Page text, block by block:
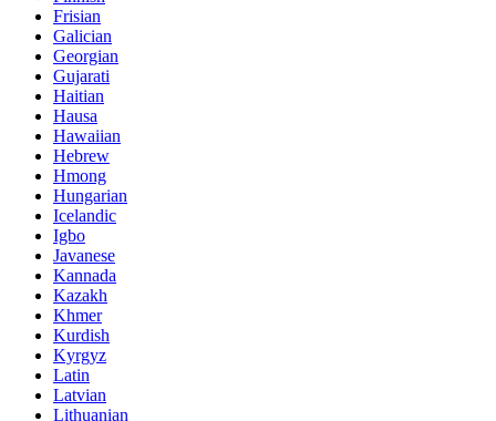
Frisian
Galician
Georgian
Gujarati
Haitian
Hausa
Hawaiian
Hebrew
Hmong
Hungarian
Icelandic
Igbo
Javanese
Kannada
Kazakh
Khmer
Kurdish
Kyrgyz
Latin
Latvian
Lithuanian